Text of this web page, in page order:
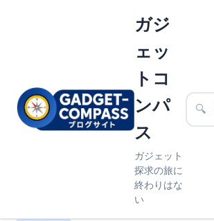
ガジ
ェッ
トコ
ンパ
ス
ガジェット
探求の旅に
終わりはな
い
🔍